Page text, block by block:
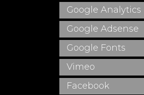
Google Analytics
Google Adsense
Google Fonts
Vimeo
Facebook